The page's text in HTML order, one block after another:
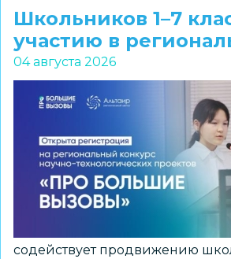
школьники
–
победители
всероссийского
«Большая
Школьников 1–7
участию в
04 августа 2026
содействует продвижению